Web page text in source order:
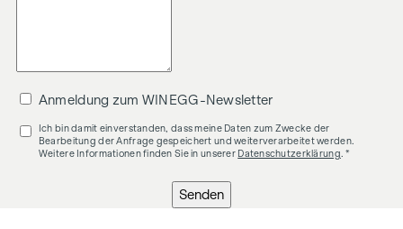
Anmeldung zum WINEGG-Newsletter
Ich bin damit einverstanden, dass meine Daten zum Zwecke der
Bearbeitung der Anfrage gespeichert und weiterverarbeitet werden.
Weitere Informationen finden Sie in unserer Datenschutzerklärung. *
Senden